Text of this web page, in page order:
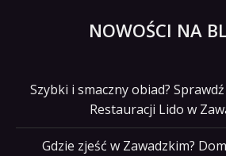
NOWOŚCI NA
Szybki i smaczny obiad?
Restauracji Lido w
Gdzie zjeść w Zawadzkim?